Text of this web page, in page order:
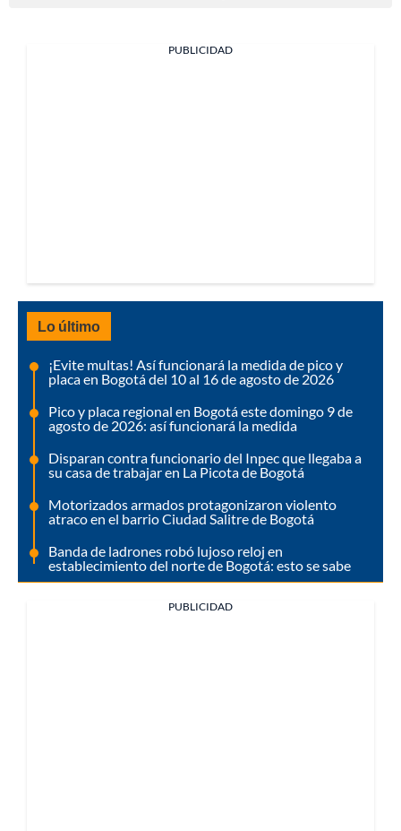
PUBLICIDAD
Lo último
¡Evite multas! Así funcionará la medida de pico y
placa en Bogotá del 10 al 16 de agosto de 2026
Pico y placa regional en Bogotá este domingo 9 de
agosto de 2026: así funcionará la medida
Disparan contra funcionario del Inpec que llegaba a
su casa de trabajar en La Picota de Bogotá
Motorizados armados protagonizaron violento
atraco en el barrio Ciudad Salitre de Bogotá
Banda de ladrones robó lujoso reloj en
establecimiento del norte de Bogotá: esto se sabe
PUBLICIDAD